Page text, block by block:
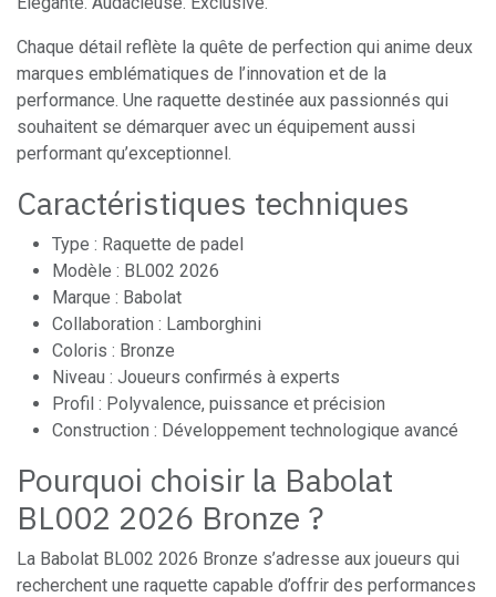
Chaque détail reflète la quête de perfection qui anime deux
marques emblématiques de l’innovation et de la
performance. Une raquette destinée aux passionnés qui
souhaitent se démarquer avec un équipement aussi
performant qu’exceptionnel.
Caractéristiques techniques
Type : Raquette de padel
Modèle : BL002 2026
Marque : Babolat
Collaboration : Lamborghini
Coloris : Bronze
Niveau : Joueurs confirmés à experts
Profil : Polyvalence, puissance et précision
Construction : Développement technologique avancé
Pourquoi choisir la Babolat
BL002 2026 Bronze ?
La Babolat BL002 2026 Bronze s’adresse aux joueurs qui
recherchent une raquette capable d’offrir des performances